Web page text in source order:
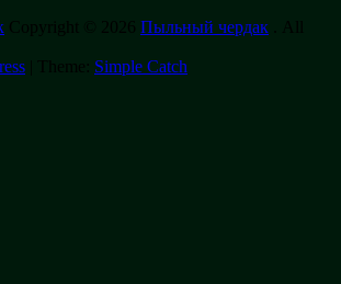
Copyright © 2026 Пыльный чердак . All
| Theme: Simple Catch